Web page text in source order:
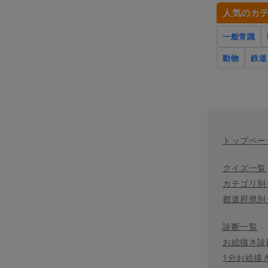
人気のカ
一般常識
動物
鉄道
トップペ
クイズ一覧
カテゴリ
都道府県
診断一覧
お絵描き
1分お絵描